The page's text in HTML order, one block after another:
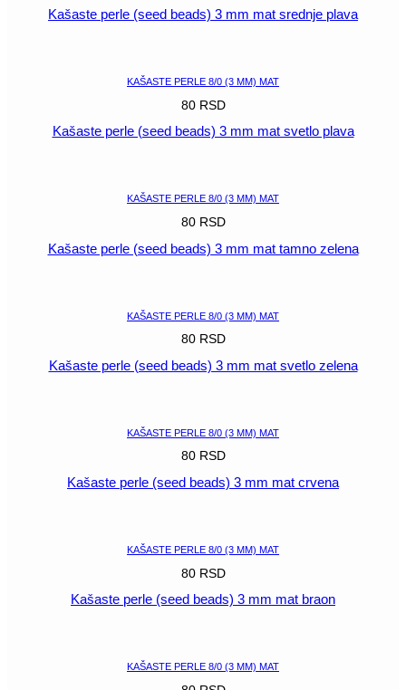
Kašaste perle (seed beads) 3 mm mat srednje plava
KAŠASTE PERLE 8/0 (3 MM) MAT
80 RSD
Kašaste perle (seed beads) 3 mm mat svetlo plava
KAŠASTE PERLE 8/0 (3 MM) MAT
80 RSD
Kašaste perle (seed beads) 3 mm mat tamno zelena
KAŠASTE PERLE 8/0 (3 MM) MAT
80 RSD
Kašaste perle (seed beads) 3 mm mat svetlo zelena
KAŠASTE PERLE 8/0 (3 MM) MAT
80 RSD
Kašaste perle (seed beads) 3 mm mat crvena
KAŠASTE PERLE 8/0 (3 MM) MAT
80 RSD
Kašaste perle (seed beads) 3 mm mat braon
KAŠASTE PERLE 8/0 (3 MM) MAT